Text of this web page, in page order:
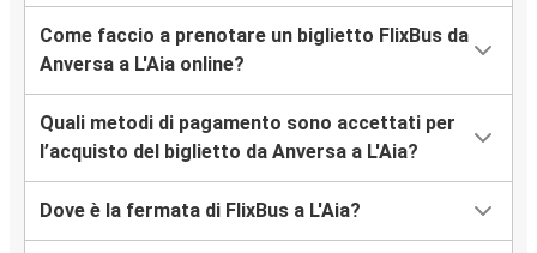
Come faccio a prenotare un biglietto FlixBus da
Anversa a L'Aia online?
Quali metodi di pagamento sono accettati per
l’acquisto del biglietto da Anversa a L'Aia?
Dove è la fermata di FlixBus a L'Aia?